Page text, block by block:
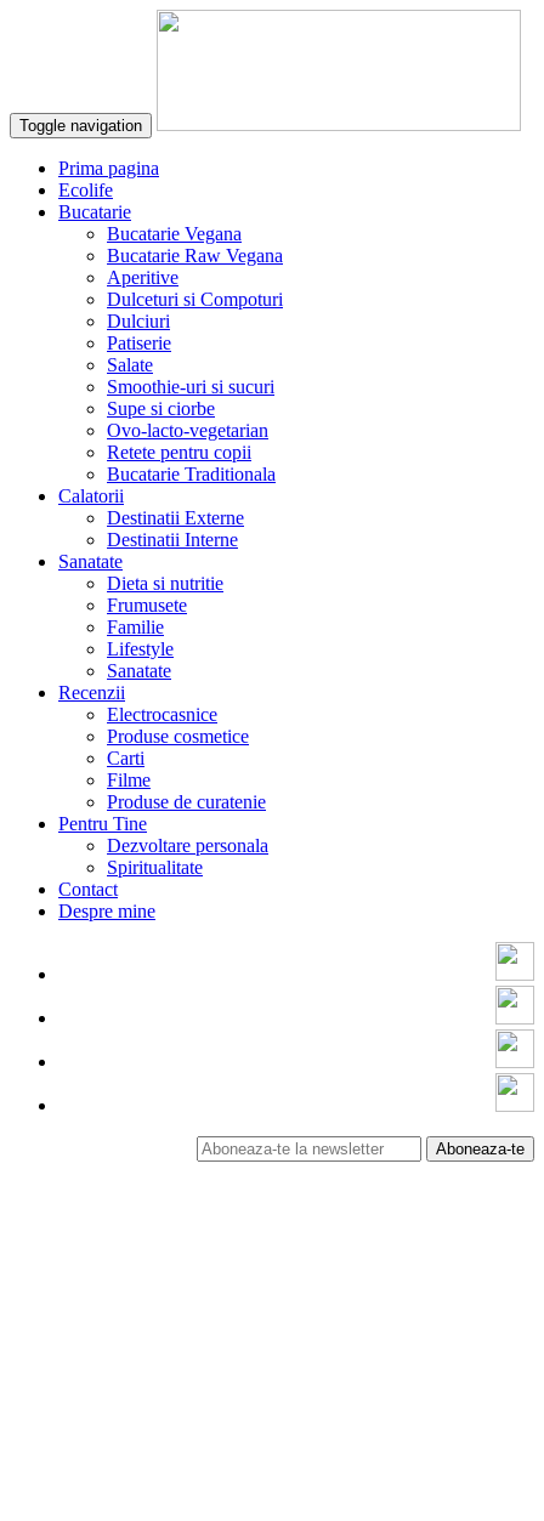
Toggle navigation
Prima pagina
Ecolife
Bucatarie
Bucatarie Vegana
Bucatarie Raw Vegana
Aperitive
Dulceturi si Compoturi
Dulciuri
Patiserie
Salate
Smoothie-uri si sucuri
Supe si ciorbe
Ovo-lacto-vegetarian
Retete pentru copii
Bucatarie Traditionala
Calatorii
Destinatii Externe
Destinatii Interne
Sanatate
Dieta si nutritie
Frumusete
Familie
Lifestyle
Sanatate
Recenzii
Electrocasnice
Produse cosmetice
Carti
Filme
Produse de curatenie
Pentru Tine
Dezvoltare personala
Spiritualitate
Contact
Despre mine